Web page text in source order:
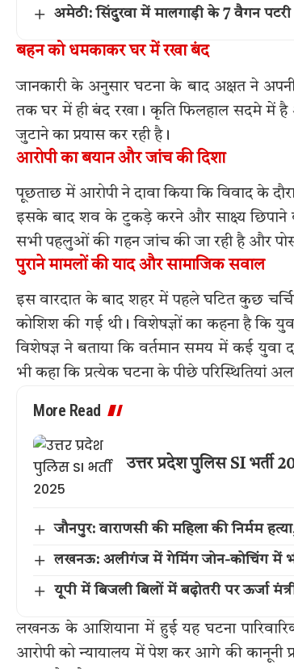
अमेठी: सिंदुरवा में मालगाड़ी के 7 वैगन पटरी
बहन को धमकाकर घर में रखा बंद
जानकारी के अनुसार घटना के बाद अक्षत ने
तक घर में ही बंद रखा। कृति फिलहाल सदमे में
जुटाने का प्रयास कर रही है।
आरोपी का बयान और जांच की दिशा
पूछताछ में आरोपी ने दावा किया कि विवाद के
इसके बाद शव के टुकड़े करने और साक्ष्य छिपाने
सभी पहलुओं की गहन जांच की जा रही है और
पुराने मामलों की याद और सामाजिक सवाल
इस वारदात के बाद शहर में पहले घटित कुछ
कोशिश की गई थी। विशेषज्ञों का कहना है कि
विशेषज्ञ ने बताया कि वर्तमान समय में कई युवा
भी कहा कि प्रत्येक घटना के पीछे परिस्थितियां
More Read
उत्तर प्रदेश पुलिस SI भर्ती
जौनपुर: वाराणसी की महिला की निर्मम
लखनऊ: अलीगंज में गेमिंग जोन-कोचिंग में
यूपी में बिजली बिलों में बढ़ोतरी पर ऊर्जा
लखनऊ के आशियाना में हुई यह घटना
आरोपी को न्यायालय में पेश कर आगे की कानूनी